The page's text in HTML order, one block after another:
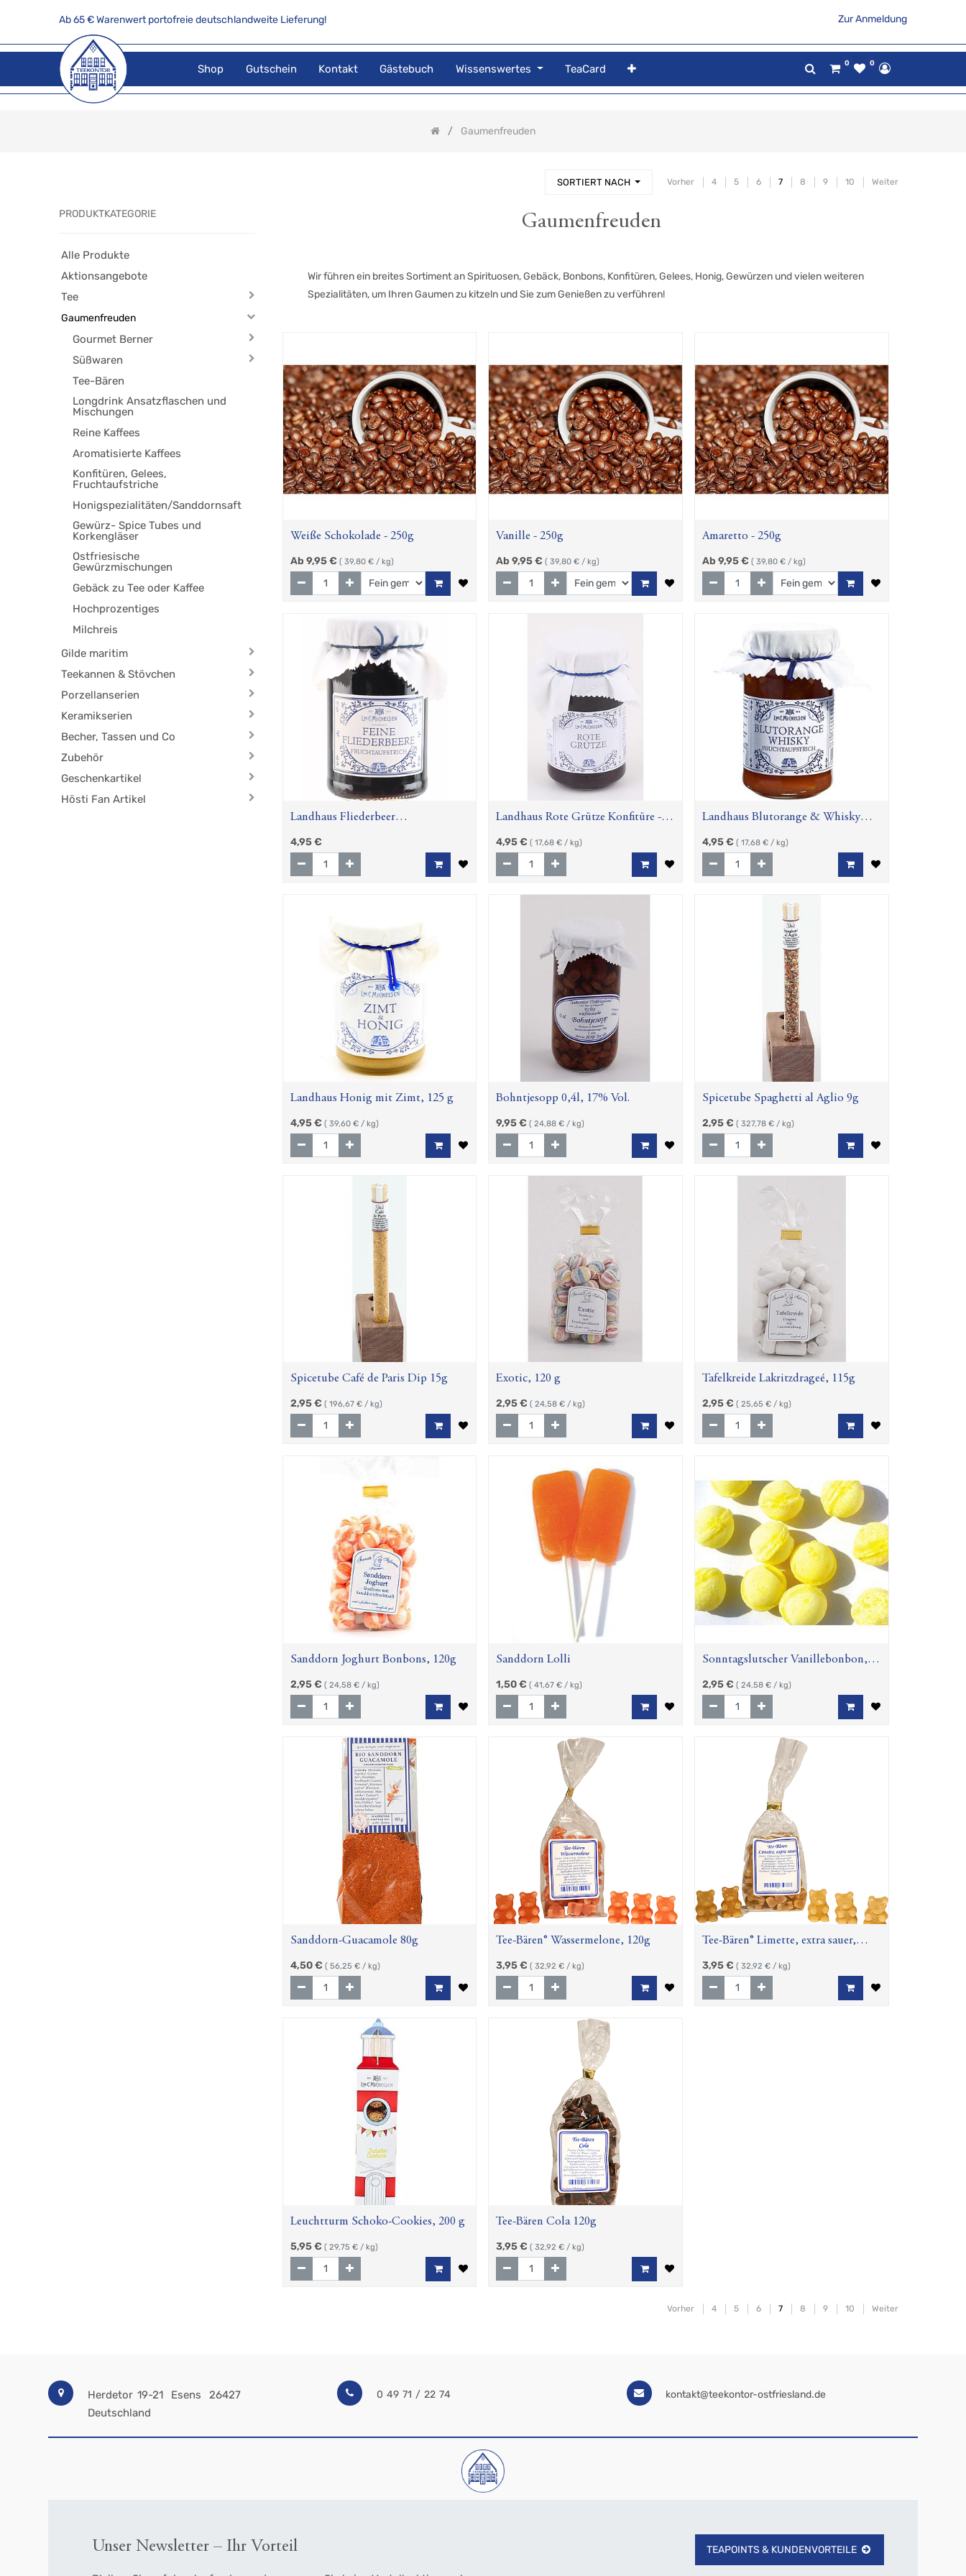
Ab 65 € Warenwert portofreie deutschlandweite Lieferung! Zur Anmeldung
Shop Gutschein Kontakt Gästebuch Wissenswertes TeaCard 0 0
Gaumenfreuden
Vorher 4 5 6 7 8 9 10 Weiter
SORTIERT NACH
PRODUKTKATEGORIE
Alle Produkte
Aktionsangebote
Tee
Gaumenfreuden
Gourmet Berner
Süßwaren
Tee-Bären
Longdrink Ansatzflaschen und
Mischungen
Reine Kaffees
Aromatisierte Kaffees
Konfitüren, Gelees,
Fruchtaufstriche
Honigspezialitäten/Sanddornsaft
Gewürz- Spice Tubes und
Korkengläser
Ostfriesische
Gewürzmischungen
Gebäck zu Tee oder Kaffee
Hochprozentiges
Milchreis
Gilde maritim
Teekannen & Stövchen
Porzellanserien
Keramikserien
Becher, Tassen und Co
Zubehör
Geschenkartikel
Hösti Fan Artikel
Gaumenfreuden
Wir führen ein breites Sortiment an Spirituosen, Gebäck, Bonbons, Konfitüren, Gelees, Honig, Gewürzen und vielen weiteren
Spezialitäten, um Ihren Gaumen zu kitzeln und Sie zum Genießen zu verführen!
Weiße Schokolade - 250g
Ab 9,95€ ( 39,80€ / kg)
Vanille - 250g
Ab9,95€ (39,80 € / kg)
Amaretto - 250g
Ab9,95€ (39,80 € / kg)
Landhaus Fliederbeer
Fruchtaufstrich, 280 g
4,95€
Landhaus Rote Grütze Konfitüre -
Extra-, 280 g
4,95€ (17,68 € / kg)
Landhaus Blutorange & Whisky
Fruchtaufstrich, 280 g
4,95€ (17,68 € / kg)
Landhaus Honig mit Zimt, 125 g
4,95€ ( 39,60€ / kg)
Bohntjesopp 0,4l, 17% Vol.
9,95€ (24,88 € / kg)
Spicetube Spaghetti al Aglio 9g
2,95€ (327,78 € / kg)
Spicetube Café de Paris Dip 15g
2,95€ ( 196,67€ / kg)
Exotic, 120 g
2,95€ (24,58 € / kg)
Tafelkreide Lakritzdrageé, 115g
2,95€ (25,65 € / kg)
Sanddorn Joghurt Bonbons, 120g
2,95€ ( 24,58€ / kg)
Sanddorn Lolli
1,50€ (41,67 € / kg)
Sonntagslutscher Vanillebonbon,
120 g
2,95€ (24,58 € / kg)
Sanddorn-Guacamole 80g
4,50€ ( 56,25 € / kg)
Tee-Bären® Wassermelone, 120g
3,95€ (32,92 € / kg)
Tee-Bären® Limette, extra sauer,
120g
3,95€ (32,92 € / kg)
Leuchtturm Schoko-Cookies, 200 g
5,95€ ( 29,75 € / kg)
Tee-Bären Cola 120g
3,95€ (32,92 € / kg)
Vorher 4 5 6 7 8 9 10 Weiter
Herdetor 19-21 Esens
26427
Deutschland
0 49 71 / 22 74 kontakt@teekontor-ostfriesland.de
Unser Newsletter – Ihr Vorteil TEAPOINTS & KUNDENVORTEILE